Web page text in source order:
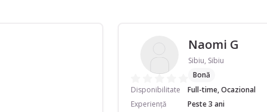
Naomi G
Sibiu, Sibiu
Bonă
Disponibilitate
Full-time, Ocazional
Experiență
Peste 3 ani